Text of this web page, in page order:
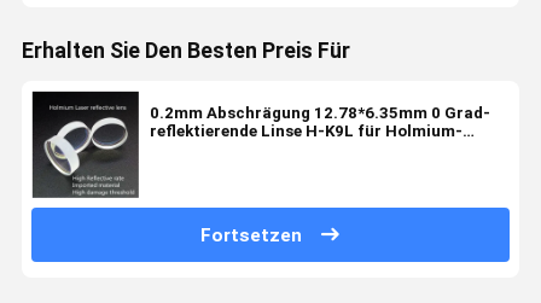
Erhalten Sie Den Besten Preis Für
0.2mm Abschrägung 12.78*6.35mm 0 Grad-
reflektierende Linse H-K9L für Holmium-
Fortsetzen